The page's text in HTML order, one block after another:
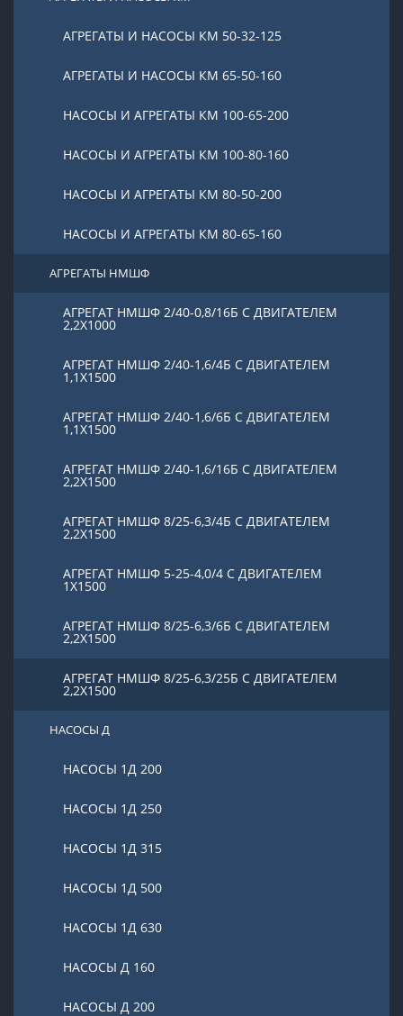
АГРЕГАТЫ И НАСОСЫ КМ 50-32-125
АГРЕГАТЫ И НАСОСЫ КМ 65-50-160
НАСОСЫ И АГРЕГАТЫ КМ 100-65-200
НАСОСЫ И АГРЕГАТЫ КМ 100-80-160
НАСОСЫ И АГРЕГАТЫ КМ 80-50-200
НАСОСЫ И АГРЕГАТЫ КМ 80-65-160
АГРЕГАТЫ НМШФ
АГРЕГАТ НМШФ 2/40-0,8/16Б С ДВИГАТЕЛЕМ
2,2Х1000
АГРЕГАТ НМШФ 2/40-1,6/4Б С ДВИГАТЕЛЕМ
1,1Х1500
АГРЕГАТ НМШФ 2/40-1,6/6Б С ДВИГАТЕЛЕМ
1,1Х1500
АГРЕГАТ НМШФ 2/40-1,6/16Б С ДВИГАТЕЛЕМ
2,2Х1500
АГРЕГАТ НМШФ 8/25-6,3/4Б С ДВИГАТЕЛЕМ
2,2Х1500
АГРЕГАТ НМШФ 5-25-4,0/4 С ДВИГАТЕЛЕМ
1Х1500
АГРЕГАТ НМШФ 8/25-6,3/6Б С ДВИГАТЕЛЕМ
2,2Х1500
АГРЕГАТ НМШФ 8/25-6,3/25Б С ДВИГАТЕЛЕМ
2,2Х1500
НАСОСЫ Д
НАСОСЫ 1Д 200
НАСОСЫ 1Д 250
НАСОСЫ 1Д 315
НАСОСЫ 1Д 500
НАСОСЫ 1Д 630
НАСОСЫ Д 160
НАСОСЫ Д 200